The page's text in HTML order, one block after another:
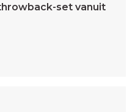
set vanuit